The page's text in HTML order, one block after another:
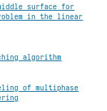
surface for
in the linear
algorithm
of multiphase